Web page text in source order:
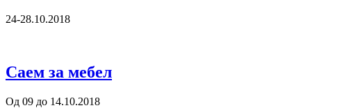
24-28.10.2018
Саем за мебел
Од 09 до 14.10.2018